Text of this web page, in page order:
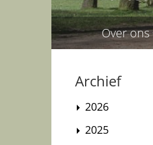
Over ons
Archief
2026
2025